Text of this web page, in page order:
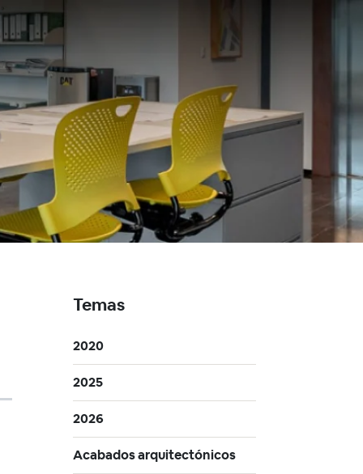
Temas
2020
2025
2026
Acabados arquitectónicos